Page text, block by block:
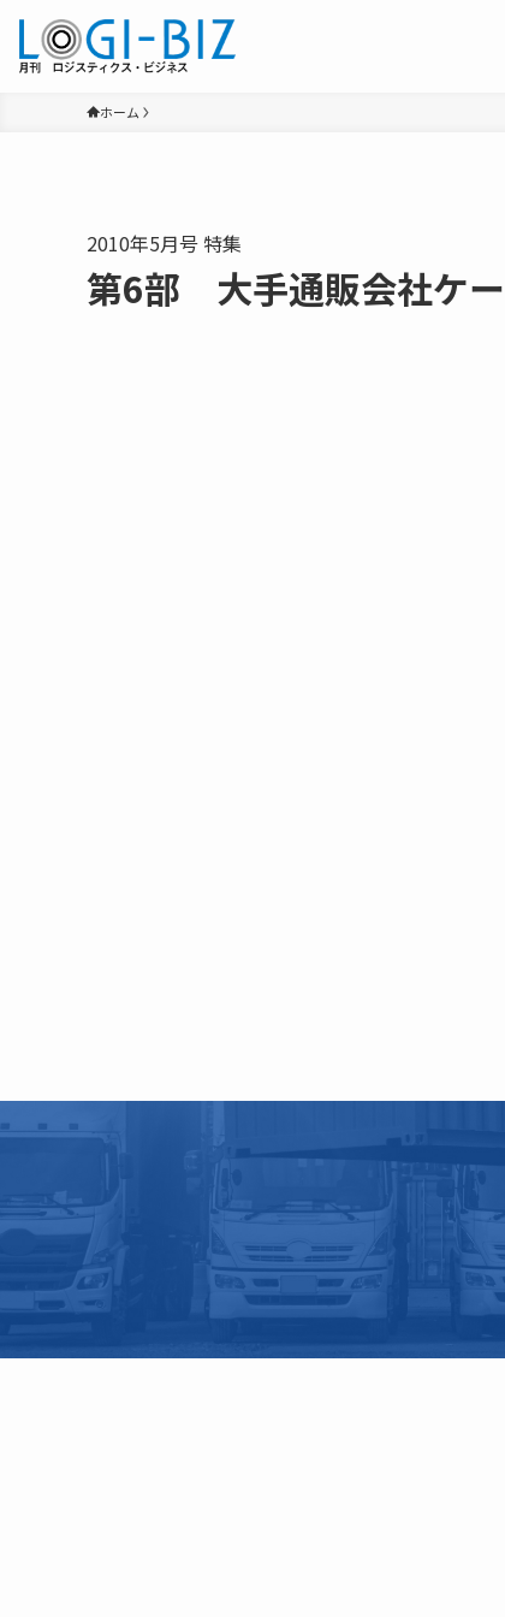
ホーム
2010年5月号 特集
第6部 大手通販会社ケ